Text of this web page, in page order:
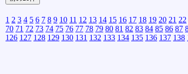
1 2 3 4 5 6 7 8 9 10 11 12 13 14 15 16 17 18 19 20 21 22
70 71 72 73 74 75 76 77 78 79 80 81 82 83 84 85 86 87
126 127 128 129 130 131 132 133 134 135 136 137 138